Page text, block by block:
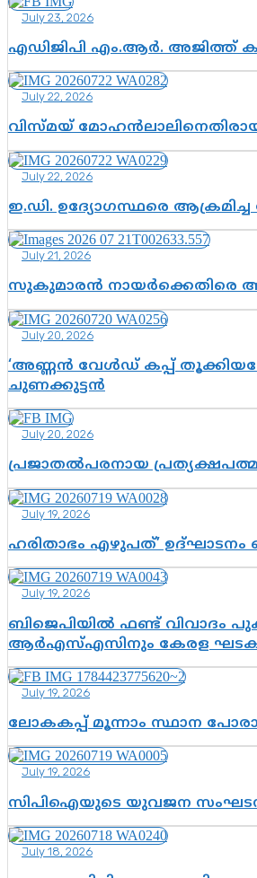
July 23, 2026
എഡിജിപി എം.ആർ. അജിത്ത്
July 22, 2026
വിസ്മയ്
July 22, 2026
ഇ.ഡി. ഉദ്യോഗസ്ഥരെ
July 21, 2026
സുകുമാരൻ നായർക്കെതിരെ
July 20, 2026
‘അണ്ണൻ വേൾഡ് കപ്പ്
ചുണക്കുട്ടൻ
July 20, 2026
പ്രജാതൽപരനായ
July 19, 2026
ഹരിതാഭം എഴുപത്’
July 19, 2026
ബിജെപിയിൽ ഫണ്ട് വിവാദം
ആർഎസ്എസിനും കേരള
July 19, 2026
ലോകകപ്പ് മൂന്നാം സ്ഥാന
July 19, 2026
സിപിഐയുടെ യുവജന
July 18, 2026